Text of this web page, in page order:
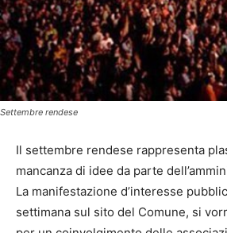
Settembre rendese
Il settembre rendese rappresenta
mancanza di idee da parte
La manifestazione d’interesse
settimana sul sito del Comune, si